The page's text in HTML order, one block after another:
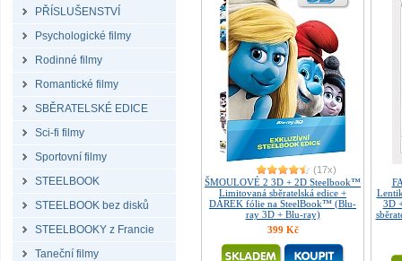
PŘÍSLUŠENSTVÍ
Psychologické filmy
Rodinné filmy
Romantické filmy
SBĚRATELSKÉ EDICE
Sci-fi filmy
Sportovní filmy
STEELBOOK
STEELBOOK bez disků
STEELBOOKY z Francie
Taneční filmy
(17x)
ŠMOULOVÉ 2 3D + 2D Steelbook™
Limitovaná sběratelská edice +
DÁREK fólie na SteelBook™ (Blu-
ray 3D + Blu-ray)
399 Kč
3D